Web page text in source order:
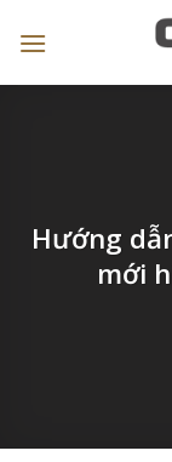
Hướng
mới